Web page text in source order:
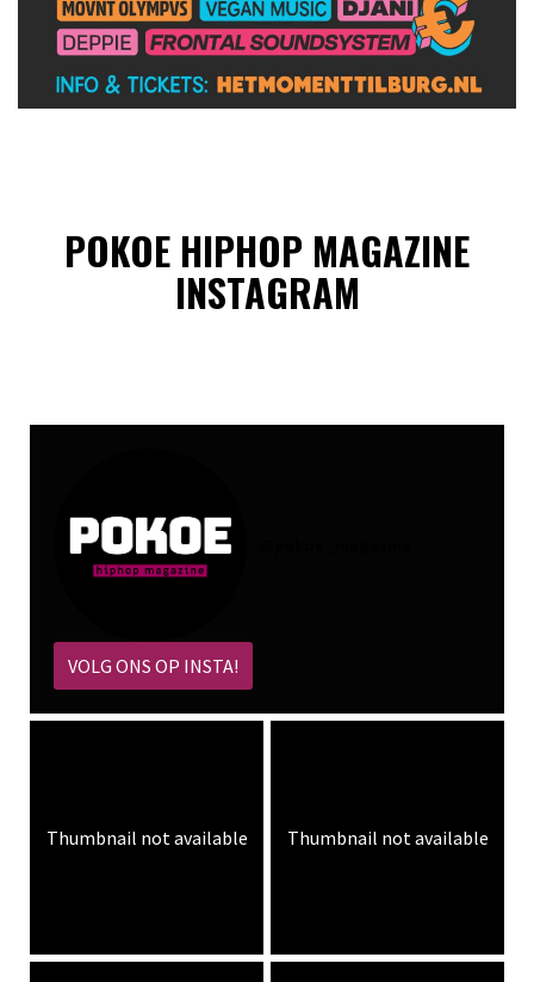
POKOE HIPHOP MAGAZINE
INSTAGRAM
VOLG ONS OP INSTA!
Thumbnail not available Thumbnail not available